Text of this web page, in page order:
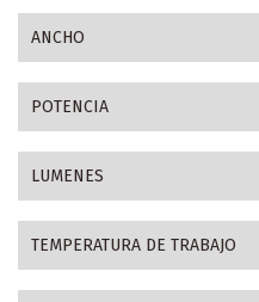
ANCHO
POTENCIA
LUMENES
TEMPERATURA DE TRABAJO